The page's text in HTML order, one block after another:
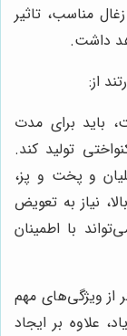
مناسب، تاثیر
داشت.
از:
باید برای مدت
تولید کند.
و پخت و پز،
نیاز به تعویض
با اطمینان
از ویژگی‌های مهم
علاوه بر ایجاد